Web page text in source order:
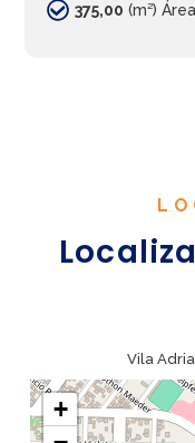
375,00 (m²)
Vila
+